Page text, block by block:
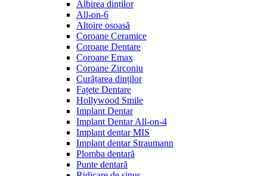
Albirea dinților
All-on-6
Altoire osoasă
Coroane Ceramice
Coroane Dentare
Coroane Emax
Coroane Zirconiu
Curățarea dinților
Fațete Dentare
Hollywood Smile
Implant Dentar
Implant Dentar All-on-4
Implant dentar MIS
Implant dentar Straumann
Plomba dentară
Punte dentară